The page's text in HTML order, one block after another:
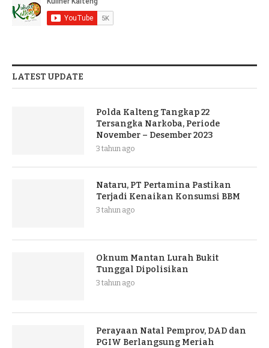
LATEST UPDATE
Polda Kalteng Tangkap 22
Tersangka Narkoba, Periode
November – Desember 2023
3 tahun ago
Nataru, PT Pertamina Pastikan
Terjadi Kenaikan Konsumsi BBM
3 tahun ago
Oknum Mantan Lurah Bukit
Tunggal Dipolisikan
3 tahun ago
Perayaan Natal Pemprov, DAD dan
PGIW Berlangsung Meriah